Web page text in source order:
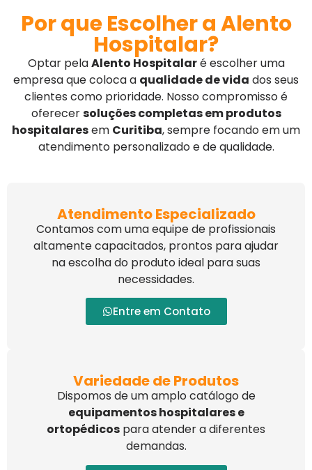
Por que Escolher a Alento
Hospitalar?
Optar pelaAlento Hospitalaré escolher uma
empresa que coloca a qualidade de vida dos seus
clientes como prioridade. Nosso compromisso é
oferecersoluções completas em produtos
hospitalaresem Curitiba, sempre focando em um
atendimento personalizado e de qualidade.
Atendimento Especializado
Contamos com uma equipe de profissionais
altamente capacitados, prontos para ajudar
na escolha do produto ideal para suas
necessidades.
Entre em Contato
Variedade de Produtos
Dispomos de um amplo catálogo de
equipamentos hospitalares e
ortopédicos para atender a diferentes
demandas.